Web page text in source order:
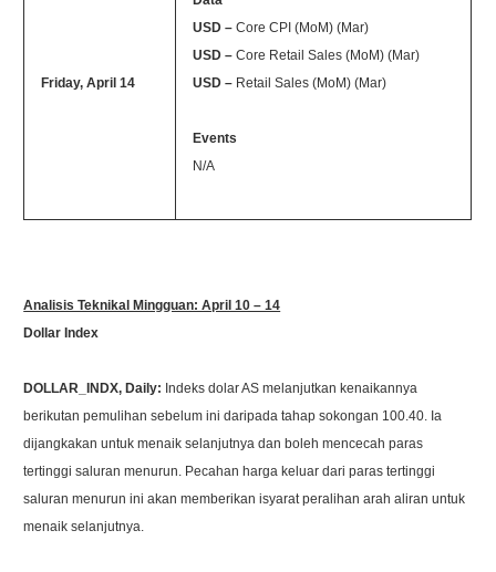
Friday, April 14
USD –Core CPI (MoM) (Mar)
USD –Core Retail Sales (MoM) (Mar)
USD – Retail Sales (MoM) (Mar)
Events
N/A
Analisis Teknikal Mingguan: April 10 – 14
Dollar Index
DOLLAR_INDX, Daily: Indeks dolar AS melanjutkan kenaikannya
berikutan pemulihan sebelum ini daripada tahap sokongan 100.40. Ia
dijangkakan untuk menaik selanjutnya dan boleh mencecah paras
tertinggi saluran menurun. Pecahan harga keluar dari paras tertinggi
saluran menurun ini akan memberikan isyarat peralihan arah aliran untuk
menaik selanjutnya.